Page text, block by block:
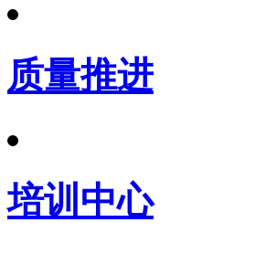
质量推进
培训中心